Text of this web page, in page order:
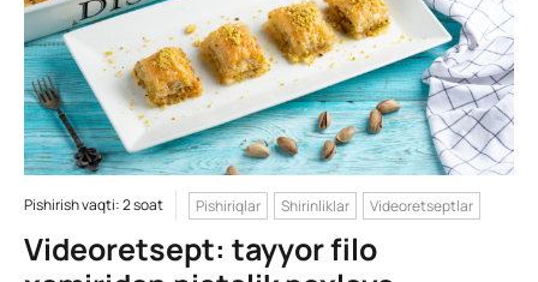
Pishirish vaqti: 2 soat Pishiriqlar Shirinliklar Videoretseptlar
Videoretsept: tayyor filo